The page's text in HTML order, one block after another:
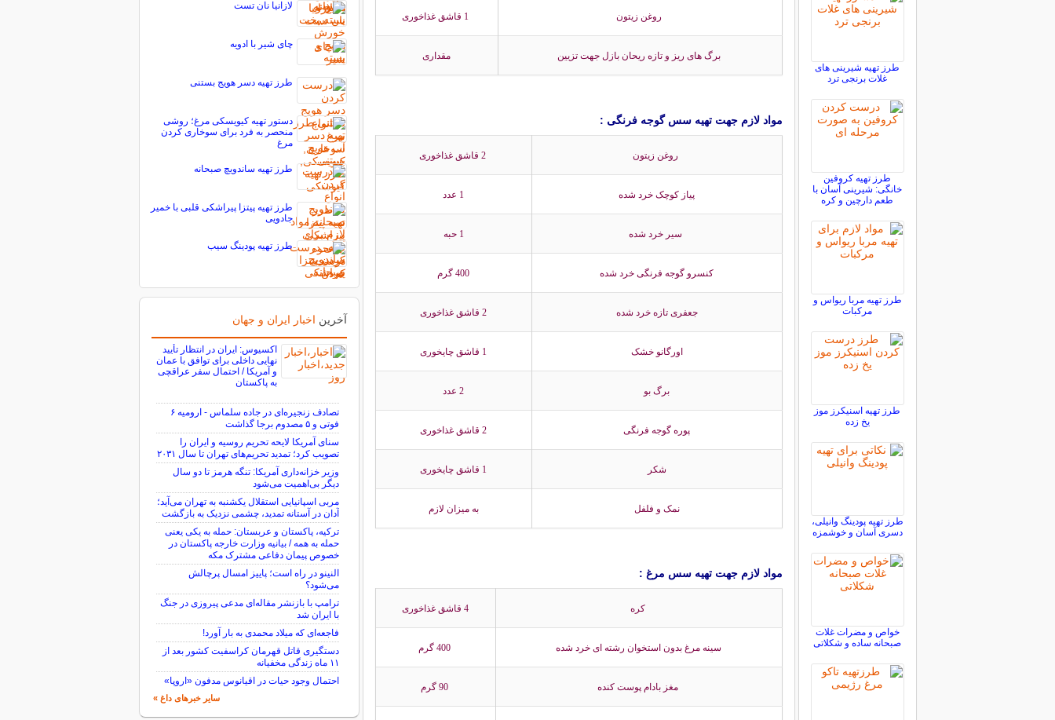
روغن زیتون
برگ های ریز و تازه ریحان بازل جهت تزیین مقداری
مواد لازم جهت تهیه سس گوجه فرنگی :
روغن زیتون 2 قاشق غذاخوری
پیاز کوچک خرد شده 1 عدد
سیر خرد شده 1 حبه
کنسرو گوجه فرنگی خرد شده 400 گرم
جعفری تازه خرد شده 2 قاشق غذاخوری
اورگانو خشک 1 قاشق چایخوری
برگ بو 2 عدد
پوره گوجه فرنگی 2 قاشق غذاخوری
شکر 1 قاشق چایخوری
نمک و فلفل به میزان لازم
مواد لازم جهت تهیه سس مرغ :
کره 4 قاشق غذاخوری
سینه مرغ بدون استخوان رشته ای خرد شده 400 گرم
مغز بادام پوست کنده 90 گرم
طرز تهیه شیرینی های
غلات برنجی ترد
طرز تهیه کروفین
خانگی: شیرینی آسان با
طعم دارچین و کره
طرز تهیه مربا ریواس و
مرکبات
طرز تهیه اسنیکرز موز
یخ زده
طرز تهیه پودینگ وانیلی،
دسری آسان و خوشمزه
خواص و مضرات غلات
صبحانه ساده و شکلاتی
لازانيا نان تست
چای شیر با ادویه
طرز تهیه دسر هویج بستنی
دستور تهیه کیویسکی مرغ؛ روشی
منحصر به فرد برای سوخاری کردن
مرغ
طرز تهیه ساندویچ صبحانه
طرز تهیه پيتزا پيراشكى قلبى با خمير
جادويى
طرز تهیه پودینگ سیب
آخرین اخبار ایران و جهان
اکسیوس: ایران در انتظار تأیید
نهایی داخلی برای توافق با عمان
و آمریکا / احتمال سفر عراقچی
به پاکستان
تصادف زنجیره‌ای در جاده سلماس - ارومیه ۶
فوتی و ۵ مصدوم برجا گذاشت
سنای آمریکا لایحه تحریم روسیه و ایران را
تصویب کرد؛ تمدید تحریم‌های تهران تا سال ۲۰۳۱
وزیر خزانه‌داری آمریکا: تنگه هرمز تا دو سال
دیگر بی‌اهمیت می‌شود
مربی اسپانیایی استقلال یکشنبه به تهران می‌آید؛
آدان در آستانه تمدید، چشمی نزدیک به بازگشت
ترکیه، پاکستان و عربستان: حمله به یکی یعنی
حمله به همه / بیانیه وزارت خارجه پاکستان در
خصوص پیمان دفاعی مشترک مکه
النینو در راه است؛ پاییز امسال پرچالش
می‌شود؟
ترامپ با بازنشر مقاله‌ای مدعی پیروزی در جنگ
با ایران شد
فاجعه‌ای که میلاد محمدی به بار آورد!
دستگیری قاتل قهرمان کراسفیت کشور بعد از
۱۱ ماه زندگی مخفیانه
احتمال وجود حیات در اقیانوس مدفون «اروپا»
سایر خبرهای داغ »